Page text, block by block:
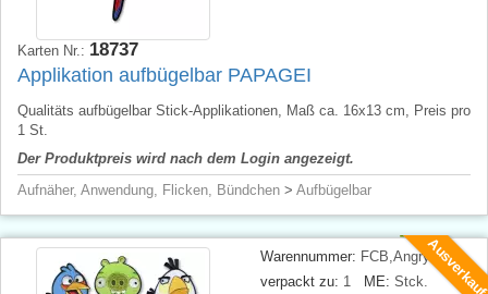
Karten Nr.: 18737
Applikation aufbügelbar PAPAGEI
Qualitäts aufbügelbar Stick-Applikationen, Maß ca. 16x13 cm, Preis pro
1 St.
Der Produktpreis wird nach dem Login angezeigt.
Aufnäher, Anwendung, Flicken, Bündchen > Aufbügelbar
Warennummer: FCB,AngryBird
verpackt zu: 1 ME: Stck.